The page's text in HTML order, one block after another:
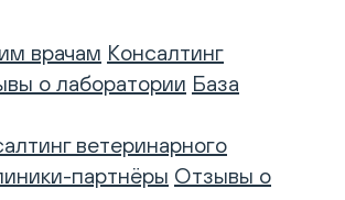
врачам Консалтинг
о лаборатории База
ветеринарного
партнёры Отзывы о